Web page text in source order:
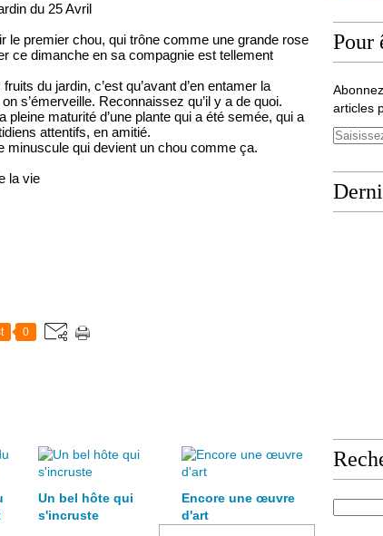
du 25 Avril
le premier chou, qui trône comme une grande rose
ce dimanche en sa compagnie est tellement
du jardin, c’est qu’avant d’en entamer la
s’émerveille. Reconnaissez qu’il y a de quoi.
maturité d’une plante qui a été semée, qui a
attentifs, en amitié.
qui devient un chou comme ça.
la vie
0
Un bel hôte qui
s'incruste
Encore une œuvre
d'art
Pour
articles